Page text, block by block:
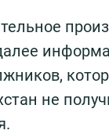
не